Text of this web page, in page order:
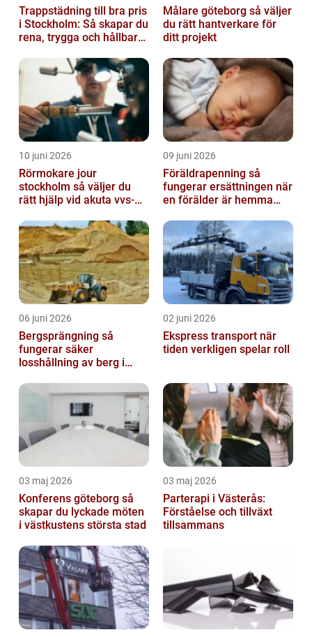
Trappstädning till bra pris
i Stockholm: Så skapar du
rena, trygga och hållbara
Målare göteborg så väljer
du rätt hantverkare för
ditt projekt
10 juni 2026
Rörmokare jour
stockholm så väljer du
rätt hjälp vid akuta vvs-
09 juni 2026
Föräldrapenning så
fungerar ersättningen när
en förälder är hemma
06 juni 2026
Bergsprängning så
fungerar säker
losshållning av berg i
02 juni 2026
Ekspress transport när
tiden verkligen spelar roll
03 maj 2026
Konferens göteborg så
skapar du lyckade möten
i västkustens största stad
03 maj 2026
Parterapi i Västerås:
Förståelse och tillväxt
tillsammans